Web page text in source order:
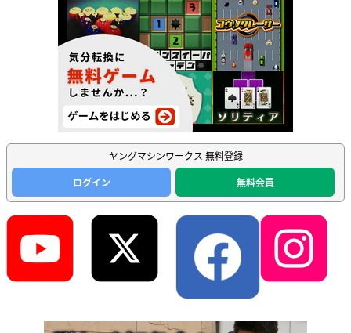
ヤングマシンワークス 無料登録
ログイン
無料会員